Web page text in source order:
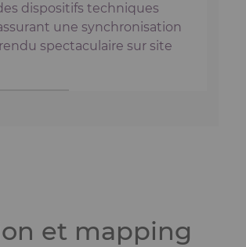
dispositifs techniques
une synchronisation
spectaculaire sur site
et mapping